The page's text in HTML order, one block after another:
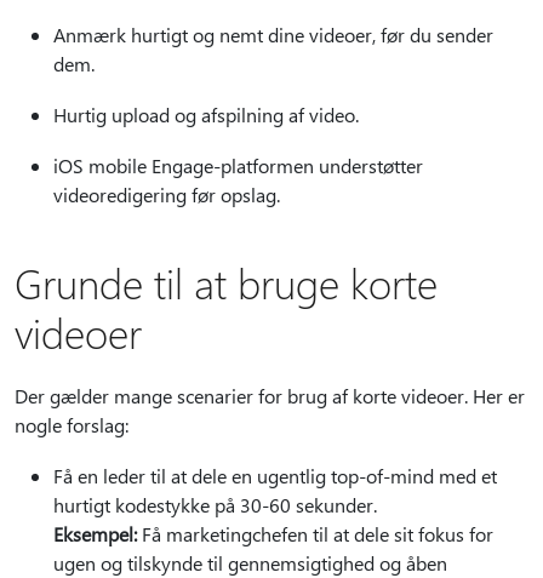
Anmærk hurtigt og nemt dine videoer, før du sender
dem.
Hurtig upload og afspilning af video.
iOS mobile Engage-platformen understøtter
videoredigering før opslag.
Grunde til at bruge korte
videoer
Der gælder mange scenarier for brug af korte videoer. Her er
nogle forslag:
Få en leder til at dele en ugentlig top-of-mind med et
hurtigt kodestykke på 30-60 sekunder.
Eksempel:Få marketingchefen til at dele sit fokus for
ugen og tilskynde til gennemsigtighed og åben